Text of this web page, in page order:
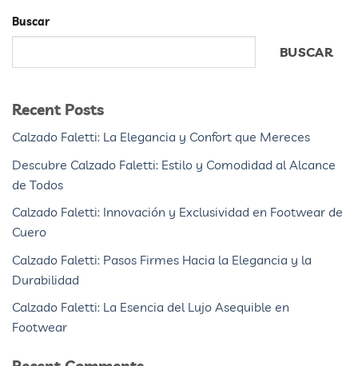
Buscar
BUSCAR
Recent Posts
Calzado Faletti: La Elegancia y Confort que Mereces
Descubre Calzado Faletti: Estilo y Comodidad al Alcance
de Todos
Calzado Faletti: Innovación y Exclusividad en Footwear de
Cuero
Calzado Faletti: Pasos Firmes Hacia la Elegancia y la
Durabilidad
Calzado Faletti: La Esencia del Lujo Asequible en
Footwear